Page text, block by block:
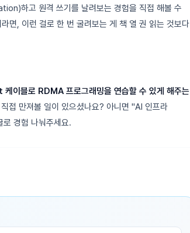
하고 원격 쓰기를 날려보는 경험을 직접 해볼 수
면, 이런 걸로 한 번 굴려보는 게 책 열 권 읽는 것보다
블로 RDMA 프로그래밍을 연습할 수 있게 해주는
접 만져볼 일이 있으셨나요? 아니면 "AI 인프라
경험 나눠주세요.